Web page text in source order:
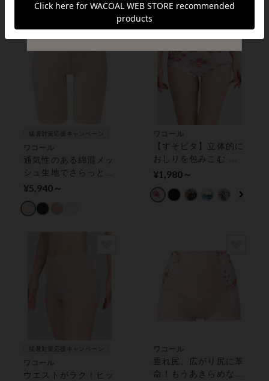
猛暑対策応援キャンペーン
ワコール
通気性のある綿混メッ
シュ生地でさらっと快
適（本体素材） ガー
¥5,940～
ワコール
【すそピタ】立体的に
おしりを包みこむ シ
ョーツ
¥1,980～
猛暑対策応援キャンペーン
ワコール
ウエストがラク！ヒッ
ワコール
垂れ尻、広がり尻に革
命！もうあきらめない